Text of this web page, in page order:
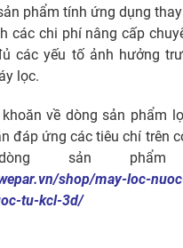
phẩm tính ứng dụng
các chi phí nâng cấp
các yếu tố ảnh hưởng
lọc.
về dòng sản phẩm
đáp ứng các tiêu chí trên
sản phẩm
shop/may-loc-
tu-kcl-3d/